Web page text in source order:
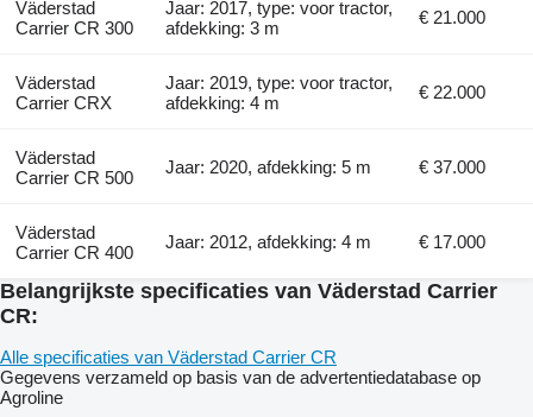
Väderstad
Carrier CR 300
Jaar: 2017, type: voor tractor,
afdekking: 3 m
€ 21.000
Väderstad
Carrier CRX
Jaar: 2019, type: voor tractor,
afdekking: 4 m
€ 22.000
Väderstad
Carrier CR 500
Jaar: 2020, afdekking: 5 m € 37.000
Väderstad
Carrier CR 400
Jaar: 2012, afdekking: 4 m € 17.000
Belangrijkste specificaties van Väderstad Carrier
CR:
Alle specificaties van Väderstad Carrier CR
Gegevens verzameld op basis van de advertentiedatabase op
Agroline